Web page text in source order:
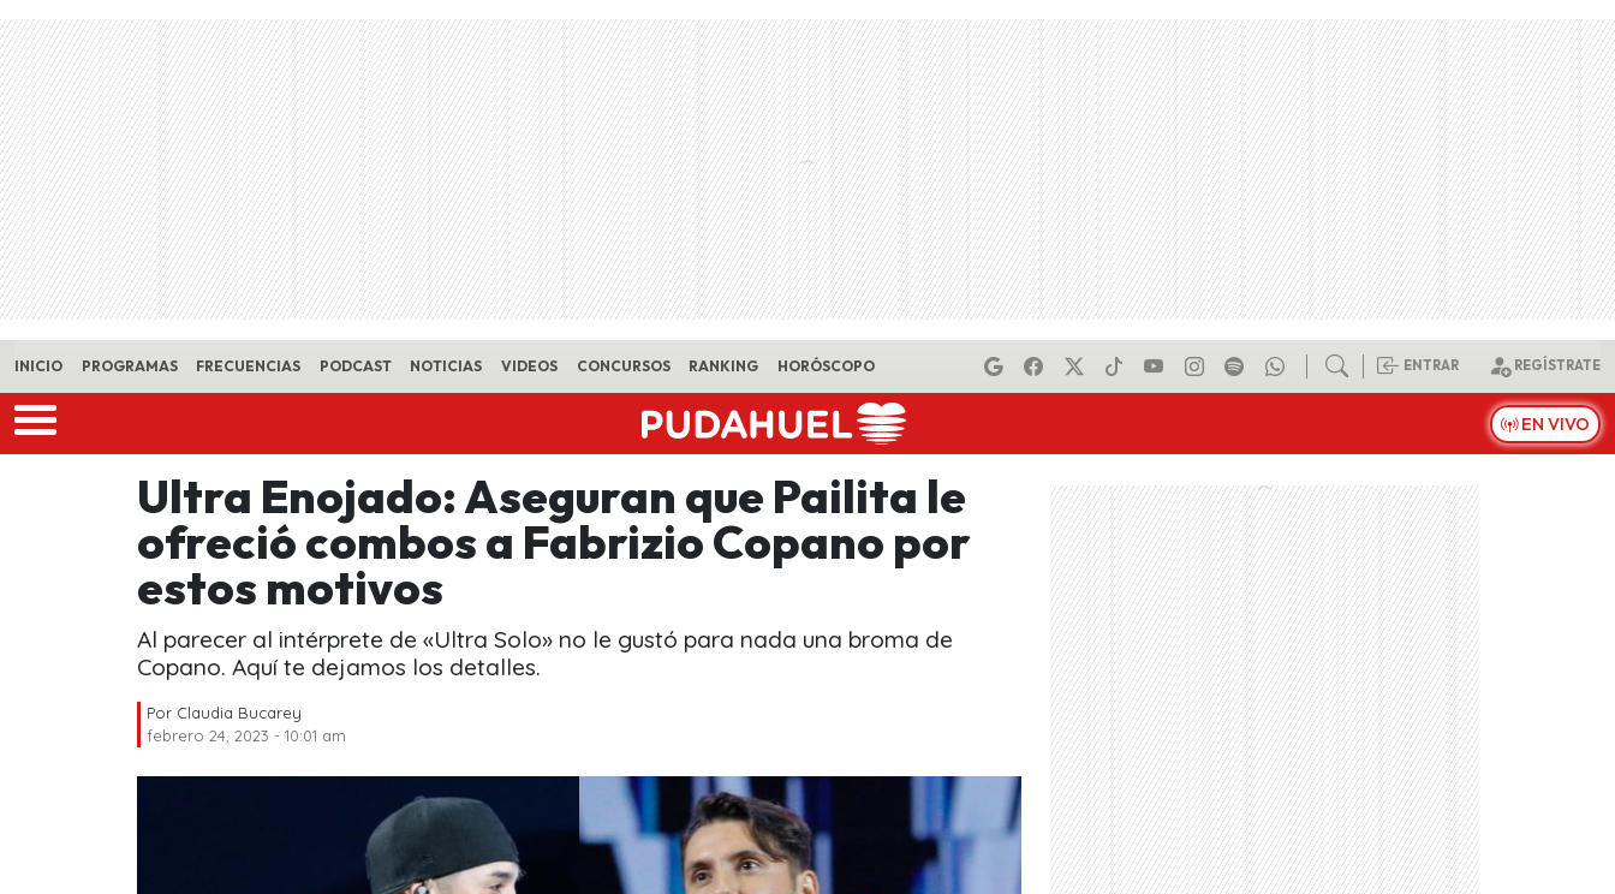
Skip to main content
INICIO PROGRAMAS FRECUENCIAS PODCAST NOTICIAS VIDEOS CONCURSOS RANKING HORÓSCOPO ENTRAR REGÍSTRATE
EN VIVO
Ultra Enojado: Aseguran que Pailita le
ofreció combos a Fabrizio Copano por
estos motivos
Al parecer al intérprete de «Ultra Solo» no le gustó para nada una broma de
Copano. Aquí te dejamos los detalles.
Por Claudia Bucarey
febrero 24, 2023 - 10:01 am